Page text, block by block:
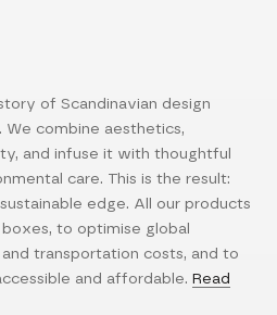
of Scandinavian design
combine aesthetics,
and infuse it with thoughtful
care. This is the result:
edge. All our products
to optimise global
transportation costs, and to
and affordable. Read